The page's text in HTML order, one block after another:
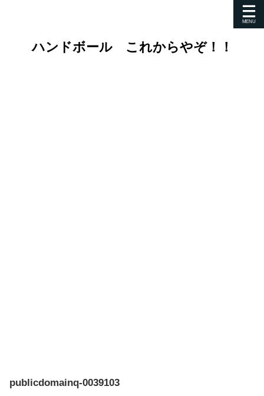
ハンドボール これからやぞ！！
publicdomainq-0039103